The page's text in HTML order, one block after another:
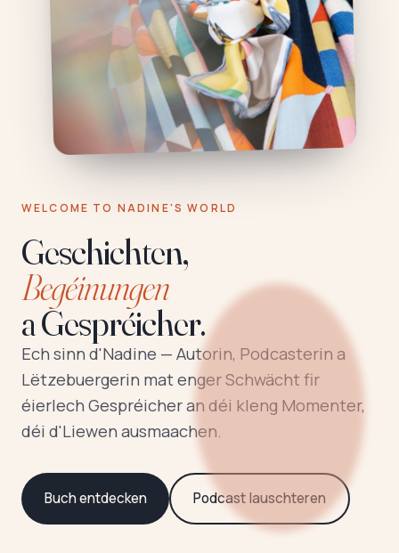
WELCOME TO NADINE'S WORLD
Geschichten,
Begéinungen
a Gespréicher.
Ech sinn d'Nadine — Autorin, Podcasterin a
Lëtzebuergerin mat enger Schwächt fir
éierlech Gespréicher an déi kleng Momenter,
déi d'Liewen ausmaachen.
Buch entdecken Podcast lauschteren